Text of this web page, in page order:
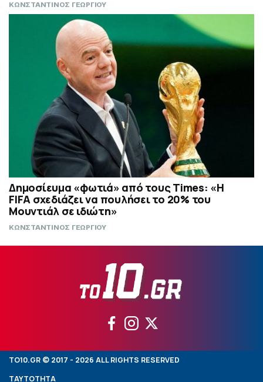
ΚΩΝΣΤΑΝΤΙΝΟΣ ΓΕΩΡΓΙΟΥ
Δημοσίευμα «φωτιά» από τους Times: «Η
FIFA σχεδιάζει να πουλήσει το 20% του
Μουντιάλ σε ιδιώτη»
ΚΩΝΣΤΑΝΤΙΝΟΣ ΓΕΩΡΓΙΟΥ
TO10.GR © 2017 - 2026 ALL RIGHTS RESERVED
ΤΑΥΤΟΤΗΤΑ